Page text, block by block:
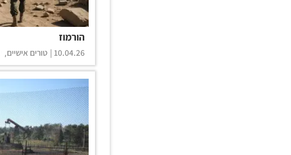
הורמוז
10.04.26 | טורים אישיים,